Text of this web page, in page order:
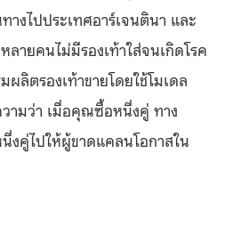
างไปประเทศอาร์เจนตินา และ
ายคนไม่มีรองเท้าใส่จนเกิดโรค
ผลิตรองเท้าขายโดยใช้โมเดล
ามว่า เมื่อคุณซื้อหนึ่งคู่ ทาง
งคู่ไปให้ผู้ขาดแคลนโอกาสใน